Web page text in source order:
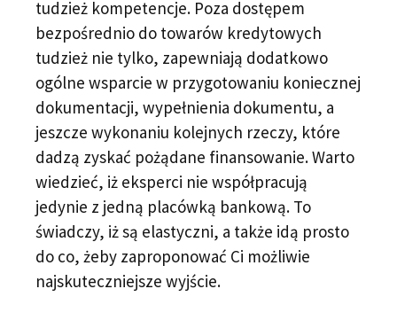
tudzież kompetencje. Poza dostępem
bezpośrednio do towarów kredytowych
tudzież nie tylko, zapewniają dodatkowo
ogólne wsparcie w przygotowaniu koniecznej
dokumentacji, wypełnienia dokumentu, a
jeszcze wykonaniu kolejnych rzeczy, które
dadzą zyskać pożądane finansowanie. Warto
wiedzieć, iż eksperci nie współpracują
jedynie z jedną placówką bankową. To
świadczy, iż są elastyczni, a także idą prosto
do co, żeby zaproponować Ci możliwie
najskuteczniejsze wyjście.